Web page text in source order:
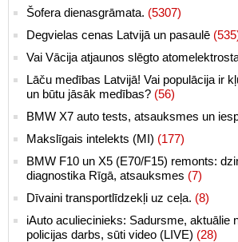
Šofera dienasgrāmata. (5307)
Degvielas cenas Latvijā un pasaulē
Vai Vācija atjaunos slēgto
Lāču medības Latvijā! Vai populācija ir
un būtu jāsāk medības? (56)
BMW X7 auto tests, atsauksmes un
Makslīgais intelekts (MI) (177)
BMW F10 un X5 (E70/F15) remonts:
diagnostika Rīgā, atsauksmes (7)
Dīvaini transportlīdzekļi uz ceļa. (8)
iAuto aculiecinieks: Sadursme, aktuālie
policijas darbs, sūti video (LIVE) (28)